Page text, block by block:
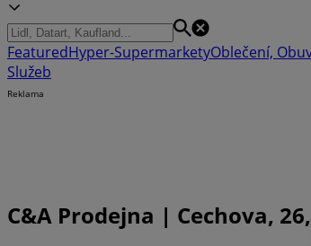
FeaturedHyper-SupermarketyOblečení,
Služeb
Reklama
C&A Prodejna | Cechova,